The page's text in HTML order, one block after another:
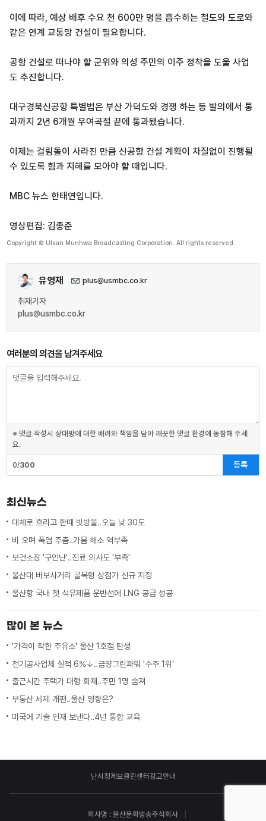
이에 따라, 예상 배후 수요 천 600만 명을 흡수하는 철도와 도로와
같은 연계 교통망 건설이 필요합니다.
공항 건설로 떠나야 할 군위와 의성 주민의 이주 정착을 도울 사업
도 추진합니다.
대구경북신공항 특별법은 부산 가덕도와 경쟁 하는 등 발의에서 통
과까지 2년 6개월 우여곡절 끝에 통과됐습니다.
이제는 걸림돌이 사라진 만큼 신공항 건설 계획이 차질없이 진행될
수 있도록 힘과 지혜를 모아야 할 때입니다.
MBC 뉴스 한태연입니다.
영상편집: 김종준
Copyright © Ulsan Munhwa Broadcasting Corporation. All rights reserved.
유영재 plus@usmbc.co.kr
취재기자
plus@usmbc.co.kr
여러분의 의견을 남겨주세요
※ 댓글 작성시 상대방에 대한 배려와 책임을 담아 깨끗한 댓글 환경에 동참해 주세
요.
0/300 등록
최신뉴스
대체로 흐리고 한때 빗방울‥오늘 낮 30도
비 오며 폭염 주춤‥가뭄 해소 역부족
보건소장 '구인난'‥진료 의사도 '부족'
울산대 바보사거리 골목형 상점가 신규 지정
울산항 국내 첫 석유제품 운반선에 LNG 공급 성공
많이 본 뉴스
'가격이 착한 주유소' 울산 1호점 탄생
전기공사업체 실적 6%↓‥금양그린파워 '수주 1위'
출근시간 주택가 대형 화재‥주민 1명 숨져
부동산 세제 개편‥울산 영향은?
미국에 기술 인재 보낸다‥4년 통합 교육
난시청제보클린센터광고안내
회사명 : 울산문화방송주식회사